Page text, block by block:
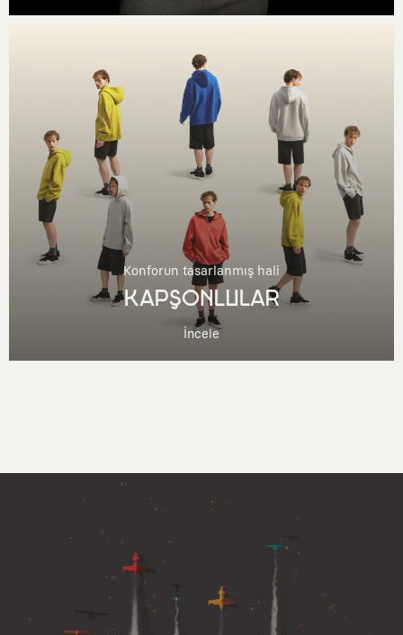
Konforun tasarlanmış hali
KAPŞONLULAR
İncele